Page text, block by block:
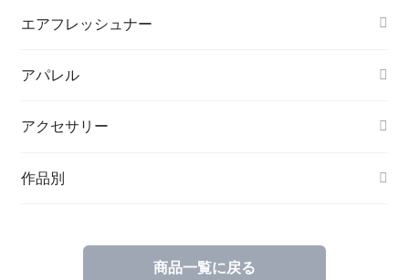
エアフレッシュナー
アパレル
アクセサリー
作品別
商品一覧に戻る